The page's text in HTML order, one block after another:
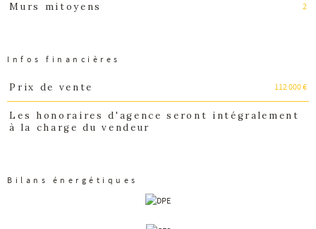
Murs mitoyens 2
Infos financières
Caractéristiques Valeurs
Prix de vente 112 000 €
Les honoraires d'agence seront intégralement
à la charge du vendeur
Bilans énergétiques